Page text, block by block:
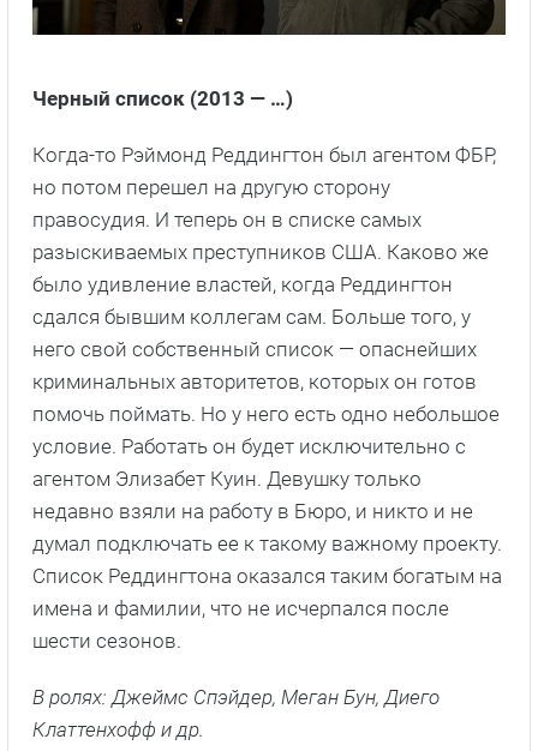
Черный список (2013 — …)
Когда-то Рэймонд Реддингтон был агентом ФБР,
но потом перешел на другую сторону
правосудия. И теперь он в списке самых
разыскиваемых преступников США. Каково же
было удивление властей, когда Реддингтон
сдался бывшим коллегам сам. Больше того, у
него свой собственный список — опаснейших
криминальных авторитетов, которых он готов
помочь поймать. Но у него есть одно небольшое
условие. Работать он будет исключительно с
агентом Элизабет Куин. Девушку только
недавно взяли на работу в Бюро, и никто и не
думал подключать ее к такому важному проекту.
Список Реддингтона оказался таким богатым на
имена и фамилии, что не исчерпался после
шести сезонов.
В ролях: Джеймс Спэйдер, Меган Бун, Диего
Клаттенхофф и др.